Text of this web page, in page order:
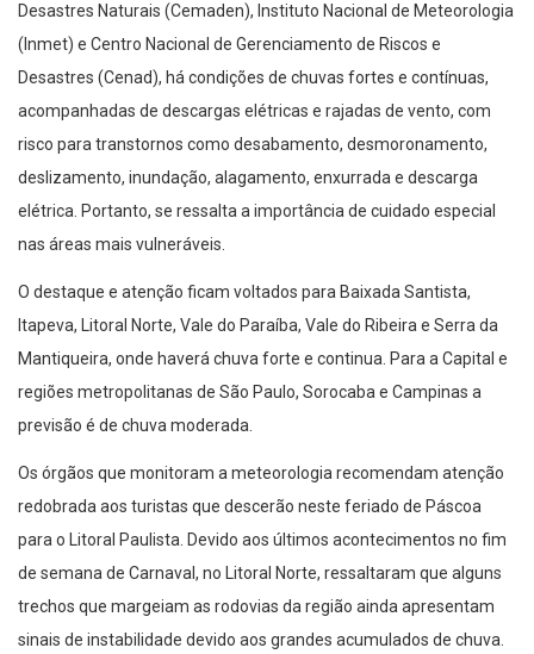
Desastres Naturais (Cemaden), Instituto Nacional de Meteorologia
(Inmet) e Centro Nacional de Gerenciamento de Riscos e
Desastres (Cenad), há condições de chuvas fortes e contínuas,
acompanhadas de descargas elétricas e rajadas de vento, com
risco para transtornos como desabamento, desmoronamento,
deslizamento, inundação, alagamento, enxurrada e descarga
elétrica. Portanto, se ressalta a importância de cuidado especial
nas áreas mais vulneráveis.
O destaque e atenção ficam voltados para Baixada Santista,
Itapeva, Litoral Norte, Vale do Paraíba, Vale do Ribeira e Serra da
Mantiqueira, onde haverá chuva forte e continua. Para a Capital e
regiões metropolitanas de São Paulo, Sorocaba e Campinas a
previsão é de chuva moderada.
Os órgãos que monitoram a meteorologia recomendam atenção
redobrada aos turistas que descerão neste feriado de Páscoa
para o Litoral Paulista. Devido aos últimos acontecimentos no fim
de semana de Carnaval, no Litoral Norte, ressaltaram que alguns
trechos que margeiam as rodovias da região ainda apresentam
sinais de instabilidade devido aos grandes acumulados de chuva.